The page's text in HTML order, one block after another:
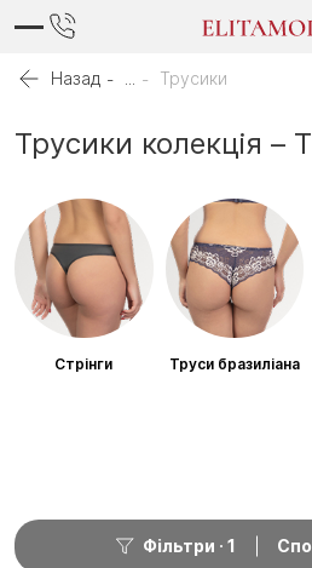
Назад Трусики
Трусики колекція –
Стрінги Труси бразиліана
Фільтри 1